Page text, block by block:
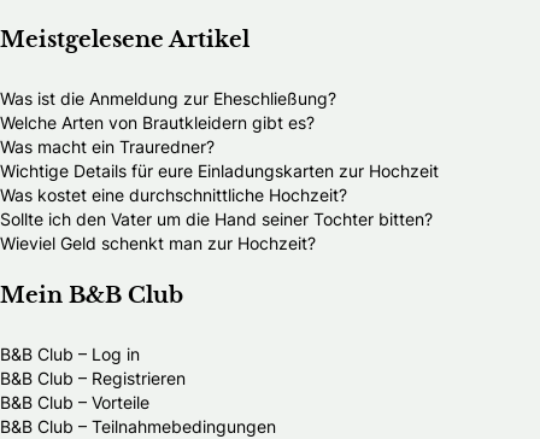
Meistgelesene Artikel
Was ist die Anmeldung zur Eheschließung?
Welche Arten von Brautkleidern gibt es?
Was macht ein Trauredner?
Wichtige Details für eure Einladungskarten zur Hochzeit
Was kostet eine durchschnittliche Hochzeit?
Sollte ich den Vater um die Hand seiner Tochter bitten?
Wieviel Geld schenkt man zur Hochzeit?
Mein B&B Club
B&B Club – Log in
B&B Club – Registrieren
B&B Club – Vorteile
B&B Club – Teilnahmebedingungen